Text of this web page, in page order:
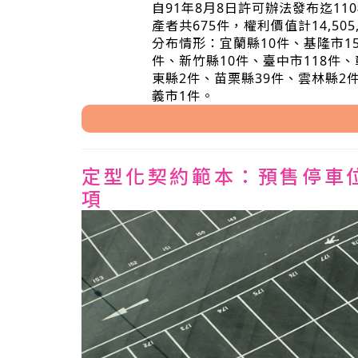
自91年8月8日許可辦法發布迄
產者共675件，權利價值計
分布情形：宜蘭縣10件、基隆市
件、新竹縣10件、臺中市118件
東縣2件、苗栗縣39件、雲林縣2
義市1件。
定型化契約範本：預售停車
項